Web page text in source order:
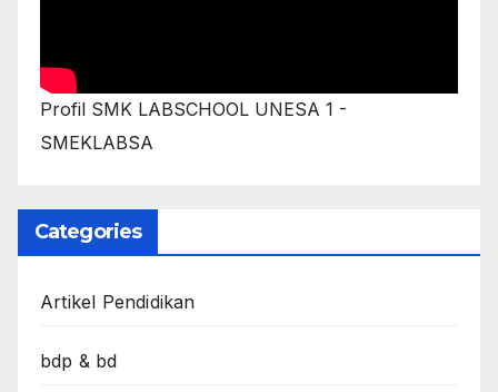
Profil SMK LABSCHOOL UNESA 1 -
SMEKLABSA
Categories
Artikel Pendidikan
bdp & bd